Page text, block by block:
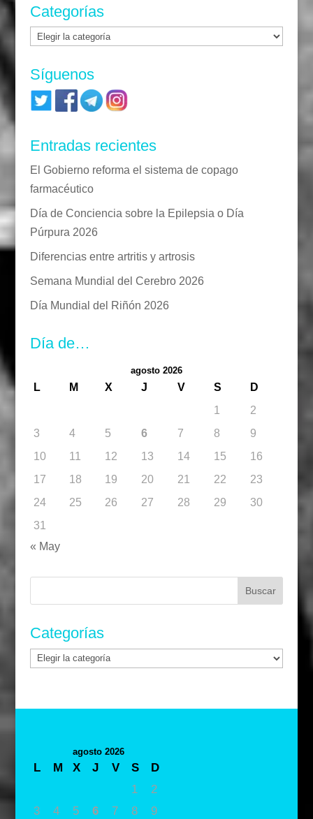
Categorías
Categorías
Síguenos
Entradas recientes
El Gobierno reforma el sistema de copago
farmacéutico
Día de Conciencia sobre la Epilepsia o Día
Púrpura 2026
Diferencias entre artritis y artrosis
Semana Mundial del Cerebro 2026
Día Mundial del Riñón 2026
Día de…
agosto 2026
L M X J V S
D
1
2
3
4 5 6 7 8
9
10
11 12 13 14 15
16
17
18 19 20 21 22
23
24
25 26 27 28 29
30
31
« May
Categorías
Categorías
agosto 2026
L M X J V S
D
1
2
3
4 5 6 7 8 9